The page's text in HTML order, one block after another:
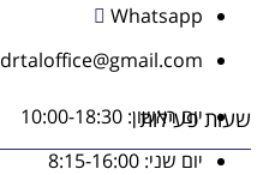
Whatsapp
drtaloffice@gmail.com
שעות פעילות
יום ראשון: 10:00-18:30
יום שני: 8:15-16:00